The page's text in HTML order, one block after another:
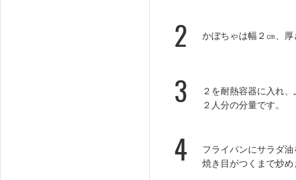
2 かぼちゃは幅２㎝、厚
3
２を耐熱容器に入れ
２人分の分量です。
4
フライパンにサラダ
焼き目がつくまで炒め